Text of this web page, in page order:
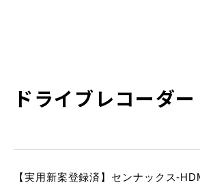
ドライブレコーダ
【実用新案登録済】センナックス-